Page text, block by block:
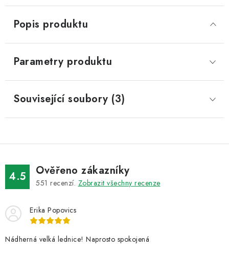
Popis produktu
Parametry produktu
Související soubory (3)
4.5 Ověřeno zákazníky
551 recenzí. Zobrazit všechny recenze
Erika Popovics
Nádherná velká lednice! Naprosto spokojená